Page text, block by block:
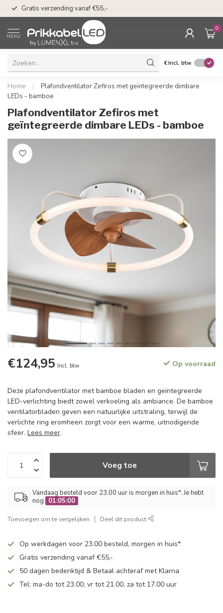
Gratis verzending vanaf €55,-
MENU
0
€Incl. btw
Home /
Plafondventilator Zefiros met geïntegreerde dimbare
LEDs - bamboe
Plafondventilator Zefiros met
geïntegreerde dimbare LEDs - bamboe
€124,95 Incl. btw Op voorraad
Deze plafondventilator met bamboe bladen en geïntegreerde
LED-verlichting biedt zowel verkoeling als ambiance. De bamboe
ventilatorbladen geven een natuurlijke uitstraling, terwijl de
verlichte ring eromheen zorgt voor een warme, uitnodigende
sfeer. Lees meer.
Voeg toe
Vandaag besteld voor 23.00 uur is morgen in huis*. Je hebt
nog
01:05:00
Toevoegen om te vergelijken Deel dit product
Op werkdagen voor 23.00 besteld, morgen in huis*
Gratis verzending vanaf €55,-
50 dagen bedenktijd & Betaal achteraf met Klarna
Tel: ma-do tot 23.00, vr tot 21.00, za tot 17.00 uur